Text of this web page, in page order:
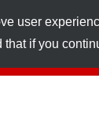
user
if you